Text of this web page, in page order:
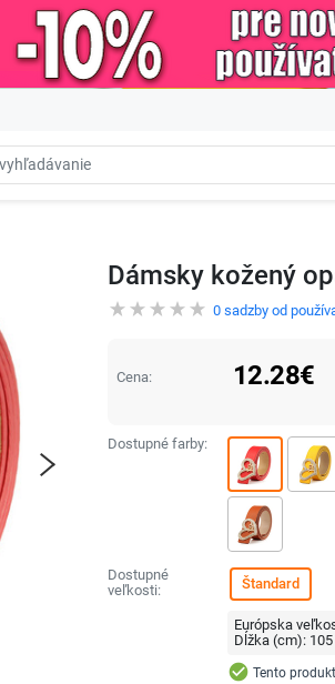
Dámsky kožený
0sadzby od
Cena: 12.28€
Dostupné farby:
Dostupné
veľkosti:
Štandard
Európska
Dĺžka (cm): 105
check_circle Tento